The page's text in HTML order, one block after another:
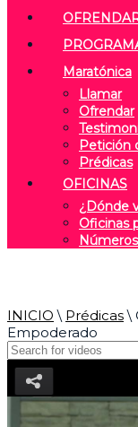
Maratónica
Llamar
Ofrendar
Petición
Prédicas
OFICINAS
¿Dónde
Oficinas
INICIO \ Prédicas\
Empoderado